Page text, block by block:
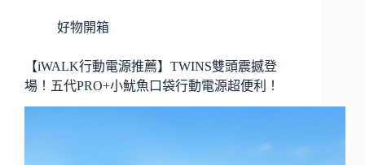
好物開箱
【iWALK行動電源推薦】TWINS雙頭震撼登
場！五代PRO+小魷魚口袋行動電源超便利！